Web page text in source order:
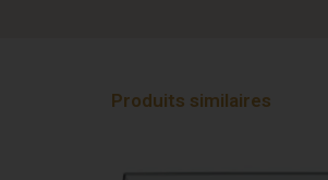
Produits similaires